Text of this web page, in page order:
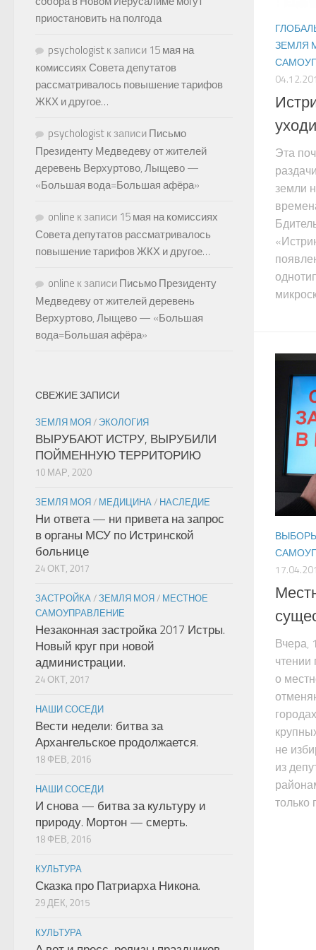
ЗЕМЛЯ
Эта
земли
Вчера,
чтении
о
не
из
только
приостановить на полгода
psychologistк записи 15 мая на
комиссиях Совета депутатов
рассматривалось повышение тарифов
ЖКХ и другое…
psychologistк записиПисьмо
Президенту Медведеву от жителей
деревень Верхуртово, Лыщево —
«Большая вода=Большая афёра»
online к записи 15 мая на комиссиях
Совета депутатов рассматривалось
повышение тарифов ЖКХ и другое…
online к записиПисьмо Президенту
Медведеву от жителей деревень
Верхуртово, Лыщево — «Большая
вода=Большая афёра»
СВЕЖИЕ ЗАПИСИ
ЗЕМЛЯ МОЯ/ ЭКОЛОГИЯ
ВЫРУБАЮТ ИСТРУ, ВЫРУБИЛИ
ПОЙМЕННУЮ ТЕРРИТОРИЮ
10 МАР, 2020
ЗЕМЛЯ МОЯ/ МЕДИЦИНА/ НАСЛЕДИЕ
Ни ответа — ни привета на запрос
в органы МСУ по Истринской
больнице
24 ОКТ, 2017
ЗАСТРОЙКА/ЗЕМЛЯ МОЯ/ МЕСТНОЕ
САМОУПРАВЛЕНИЕ
Незаконная застройка 2017 Истры.
Новый круг при новой
администрации.
24 ОКТ, 2017
НАШИ СОСЕДИ
Вести недели: битва за
Архангельское продолжается.
18 ФЕВ, 2016
НАШИ СОСЕДИ
И снова — битва за культуру и
природу. Мортон — смерть.
18 ФЕВ, 2016
КУЛЬТУРА
Сказка про Патриарха Никона.
29 ДЕК, 2015
КУЛЬТУРА